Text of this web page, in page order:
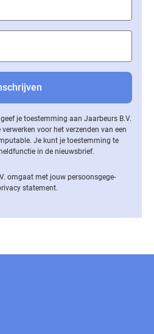
je toestemming aan Jaarbeurs B.V.
voor het verzenden van een
Je kunt je toestemming te
in de nieuwsbrief.
omgaat met jouw per­soons­ge­ge­
statement.